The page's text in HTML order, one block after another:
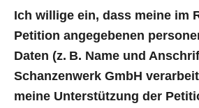
Ich willige ein, dass meine im
Petition angegebenen
Daten (z. B. Name und
Schanzenwerk GmbH
meine Unterstützung der